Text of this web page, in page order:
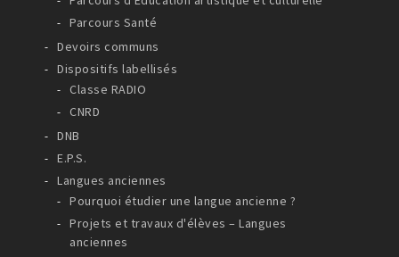
Parcours Santé
Devoirs communs
Dispositifs labellisés
Classe RADIO
CNRD
DNB
E.P.S.
Langues anciennes
Pourquoi étudier une langue ancienne ?
Projets et travaux d'élèves – Langues
anciennes